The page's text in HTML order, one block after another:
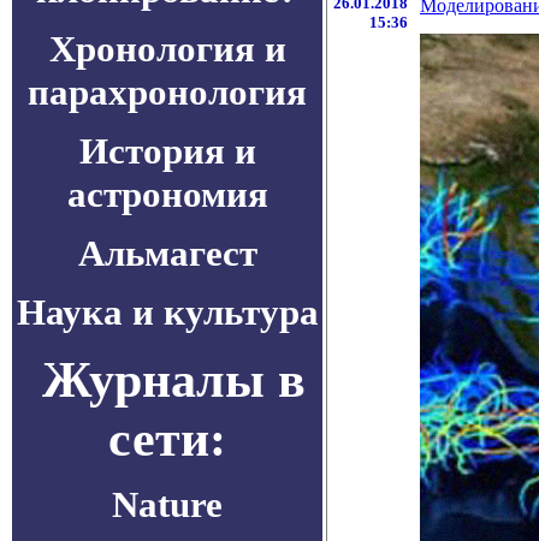
Хронология и
парахронология
История и
астрономия
Альмагест
Наука и культура
Журналы в
сети:
Nature
15:36